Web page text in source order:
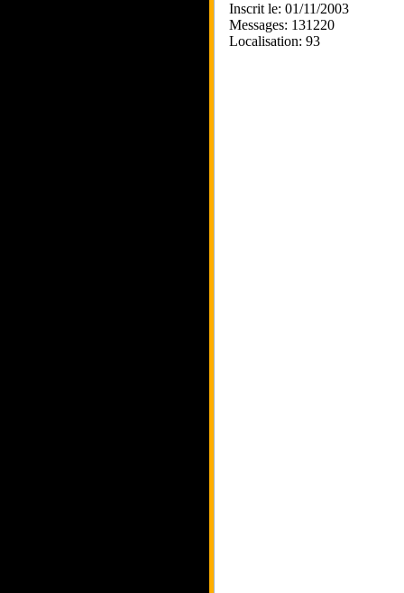
Inscrit le: 01/11/2003
Messages: 131220
Localisation: 93